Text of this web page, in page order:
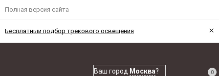
Полная версия сайта
Бесплатный подбор трекового освещения ×
Ваш город Москва? 0